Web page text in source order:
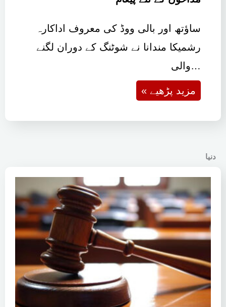
ساؤتھ اور بالی ووڈ کی معروف اداکارہ
رشمیکا مندانا نے شوٹنگ کے دوران لگنے
والی…
« مزید پڑھیے
دنیا